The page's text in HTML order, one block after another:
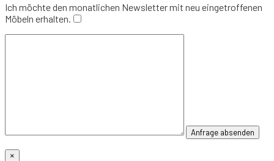
Ich möchte den monatlichen Newsletter mit neu eingetroffenen
Möbeln erhalten.
×